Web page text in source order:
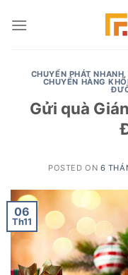
CHUYỂN PHÁT NHANH
CHUYỂN HÀNG
Gửi quà
POSTED ON 6
06
Th11